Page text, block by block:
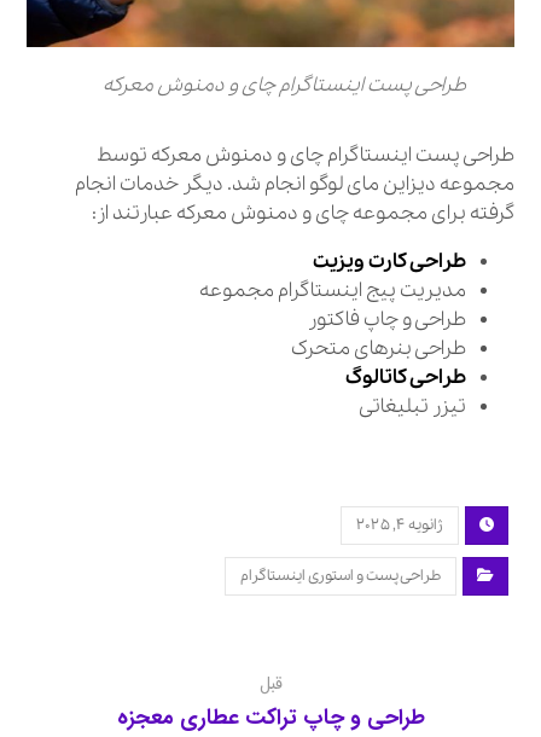
طراحی پست اینستاگرام چای و دمنوش معرکه
طراحی پست اینستاگرام چای و دمنوش معرکه توسط
مجموعه دیزاین مای لوگو انجام شد. دیگر خدمات انجام
گرفته برای مجموعه چای و دمنوش معرکه عبارتند از:
طراحی کارت ویزیت
مدیریت پیج اینستاگرام مجموعه
طراحی و چاپ فاکتور
طراحی بنرهای متحرک
طراحی کاتالوگ
تیزر تبلیغاتی
ژانویه ۴, ۲۰۲۵
طراحی پست و استوری اینستاگرام
قبل
طراحی و چاپ تراکت عطاری معجزه